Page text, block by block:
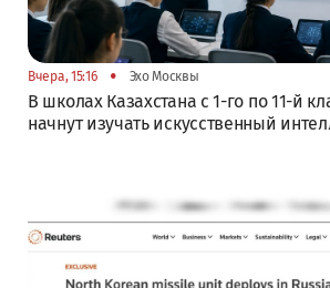
Вчера, 15:16 • Эхо Москвы
В школах Казахстана с 1-го по 11-й
начнут изучать искусственный